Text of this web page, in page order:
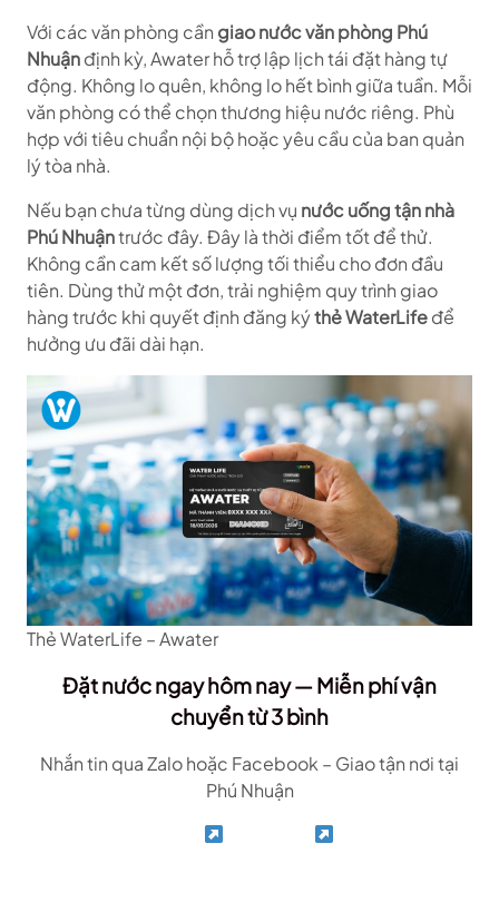
Với các văn phòng cần giao nước văn phòng Phú
Nhuậnđịnh kỳ, Awater hỗ trợ lập lịch tái đặt hàng tự
động. Không lo quên, không lo hết bình giữa tuần. Mỗi
văn phòng có thể chọn thương hiệu nước riêng. Phù
hợp với tiêu chuẩn nội bộ hoặc yêu cầu của ban quản
lý tòa nhà.
Nếu bạn chưa từng dùng dịch vụ nước uống tận nhà
Phú Nhuậntrước đây. Đây là thời điểm tốt để thử.
Không cần cam kết số lượng tối thiểu cho đơn đầu
tiên. Dùng thử một đơn, trải nghiệm quy trình giao
hàng trước khi quyết định đăng kýthẻ WaterLifeđể
hưởng ưu đãi dài hạn.
Thẻ WaterLife – Awater
Đặt nước ngay hôm nay — Miễn phí vận
chuyển từ 3 bình
Nhắn tin qua Zalo hoặc Facebook – Giao tận nơi tại
Phú Nhuận